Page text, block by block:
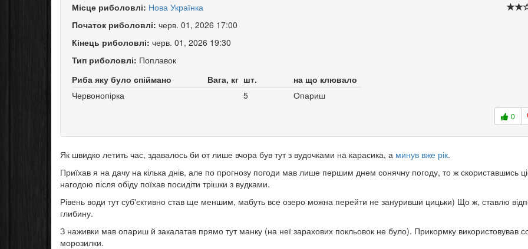
Місце риболовлі: Нова Українка
Початок риболовлі: черв. 01, 2026 17:00
Кінець риболовлі: черв. 01, 2026 19:30
Тип риболовлі: Поплавок
Риба яку було спіймано
Вага, кг шт.
на що клювало
Червонопірка
5 Опариш
0
Як швидко летить час, здавалось би от лише вчора був тут з вудочками на карасика, а минув вже рік.
Приїхав я на дачу на кілька днів, але по прогнозу погоди мав лише першим днем сонячну погоду, то ж скориставшись
нагодою після обіду поїхав посидіти трішки з вудками.
Рівень води тут суб'єктивно став ще меншим, мабуть все озеро можна перейти не зануривши цицьки) Що ж, ставлю
глибину.
З наживки мав опариш й закалатав прямо тут манку (на неї зарахових покльовок не було). Прикормку використовував
морозилки.